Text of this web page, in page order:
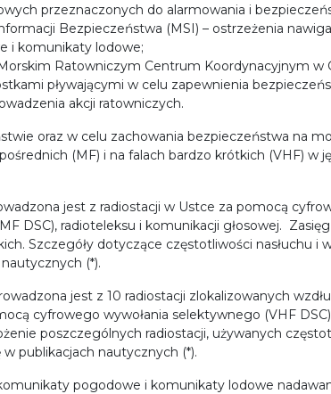
przeznaczonych do alarmowania i
Bezpieczeństwa (MSI) – ostrzeżenia
i komunikaty lodowe;
Ratowniczym Centrum Koordynacyjnym w
pływającymi w celu zapewnienia
akcji ratowniczych.
oraz w celu zachowania bezpieczeństwa na
(MF) i na falach bardzo krótkich (VHF) w
jest z radiostacji w Ustce za pomocą
DSC), radioteleksu i komunikacji głosowej.
Szczegóły dotyczące częstotliwości nasłuchu i
(*).
jest z 10 radiostacji zlokalizowanych
cyfrowego wywołania selektywnego (VHF
poszczególnych radiostacji, używanych
w publikacjach nautycznych (*).
pogodowe i komunikaty lodowe